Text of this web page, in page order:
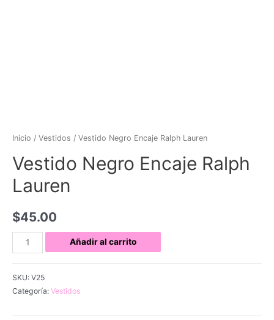
Inicio / Vestidos / Vestido Negro Encaje Ralph Lauren
Vestido Negro Encaje Ralph
Lauren
$45.00
Vestido
Negro
Ralph
Añadir al carrito
SKU: V25
Categoría: Vestidos